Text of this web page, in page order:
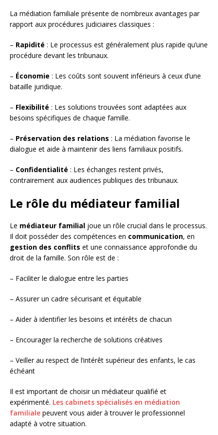
La médiation familiale présente de nombreux avantages par
rapport aux procédures judiciaires classiques :
– Rapidité : Le processus est généralement plus rapide qu’une
procédure devant les tribunaux.
– Économie : Les coûts sont souvent inférieurs à ceux d’une
bataille juridique.
– Flexibilité : Les solutions trouvées sont adaptées aux
besoins spécifiques de chaque famille.
– Préservation des relations : La médiation favorise le
dialogue et aide à maintenir des liens familiaux positifs.
– Confidentialité : Les échanges restent privés,
contrairement aux audiences publiques des tribunaux.
Le rôle du médiateur familial
Le médiateur familial joue un rôle crucial dans le processus.
Il doit posséder des compétences en communication, en
gestion des conflits et une connaissance approfondie du
droit de la famille. Son rôle est de :
– Faciliter le dialogue entre les parties
– Assurer un cadre sécurisant et équitable
– Aider à identifier les besoins et intérêts de chacun
– Encourager la recherche de solutions créatives
– Veiller au respect de l’intérêt supérieur des enfants, le cas
échéant
Il est important de choisir un médiateur qualifié et
expérimenté. Les cabinets spécialisés en médiation
familiale peuvent vous aider à trouver le professionnel
adapté à votre situation.